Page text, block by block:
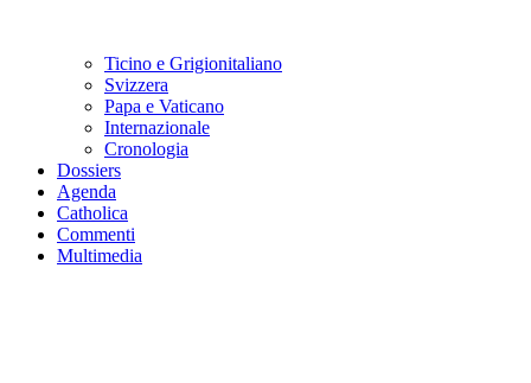
Ticino e Grigionitaliano
Svizzera
Papa e Vaticano
Internazionale
Cronologia
Dossiers
Agenda
Catholica
Commenti
Multimedia